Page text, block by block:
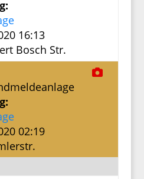
16:13
Bosch Str.
02:19